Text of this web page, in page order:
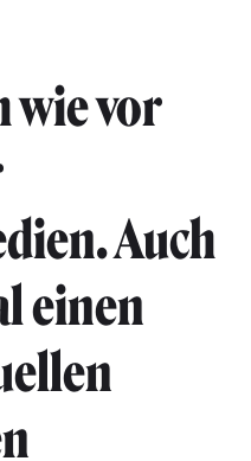
wie vor
Auch
einen